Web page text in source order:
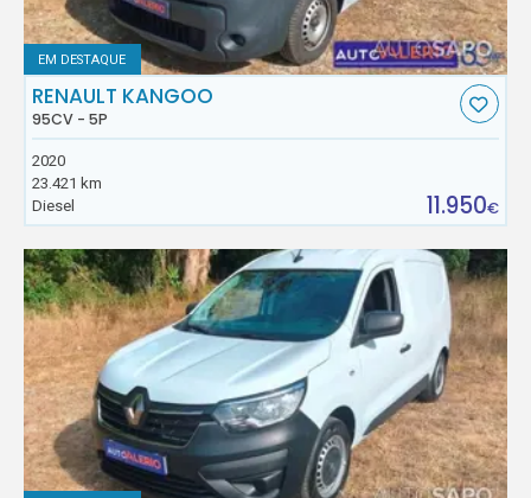
EM DESTAQUE
RENAULT KANGOO
95CV - 5P
2020
23.421 km
Diesel
11.950€